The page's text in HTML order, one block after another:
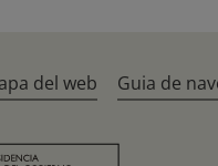
del web Guia de